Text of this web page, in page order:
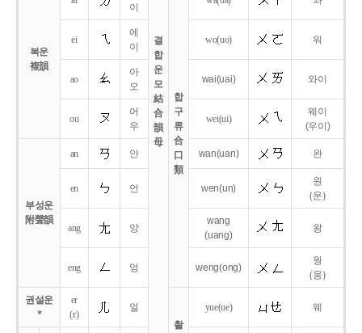
결
합
운
모
結
合
韻
母
복운
複韻
이
합
구
류
合
口
類
ei
에
이
wo(uo) 워
ao
아
오
wai(uai) 와이
ou
어
우
wei(ui)
웨이
(우이)
부성운
附聲韻
an 안 wan(uan) 완
en 언 wen(un)
원
(운)
ang 앙
wang
(uang)
왕
eng 엉 weng(ong)
웡
(웅)
권설운
*
er
(r)
얼
촬
yue(ue) 웨